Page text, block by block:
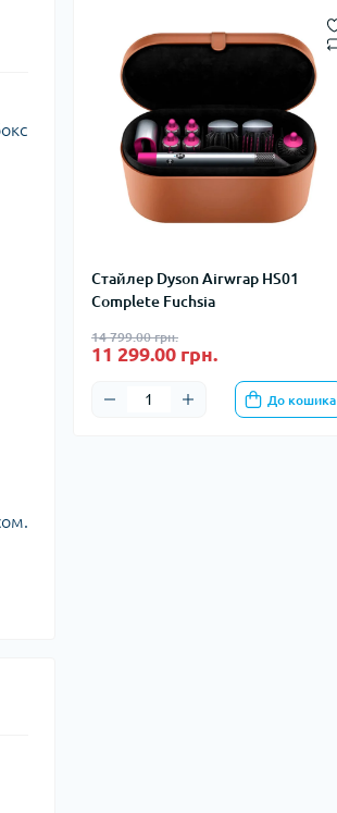
Стайлер Dyson Airwrap HS01
Complete Fuchsia
14 799.00 грн.
11 299.00 грн.
До кошика